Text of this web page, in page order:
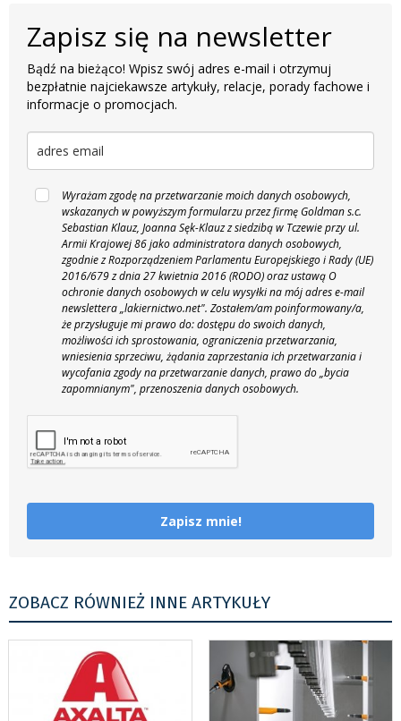
Zapisz się na newsletter
Bądź na bieżąco! Wpisz swój adres e-mail i otrzymuj
bezpłatnie najciekawsze artykuły, relacje, porady fachowe i
informacje o promocjach.
Wyrażam zgodę na przetwarzanie moich danych osobowych,
wskazanych w powyższym formularzu przez firmę Goldman s.c.
Sebastian Klauz, Joanna Sęk-Klauz z siedzibą w Tczewie przy ul.
Armii Krajowej 86 jako administratora danych osobowych,
zgodnie z Rozporządzeniem Parlamentu Europejskiego i Rady (UE)
2016/679 z dnia 27 kwietnia 2016 (RODO) oraz ustawą O
ochronie danych osobowych w celu wysyłki na mój adres e-mail
newslettera „lakiernictwo.net". Zostałem/am poinformowany/a,
że przysługuje mi prawo do: dostępu do swoich danych,
możliwości ich sprostowania, ograniczenia przetwarzania,
wniesienia sprzeciwu, żądania zaprzestania ich przetwarzania i
wycofania zgody na przetwarzanie danych, prawo do „bycia
zapomnianym", przenoszenia danych osobowych.
Zapisz mnie!
ZOBACZ RÓWNIEŻ INNE ARTYKUŁY